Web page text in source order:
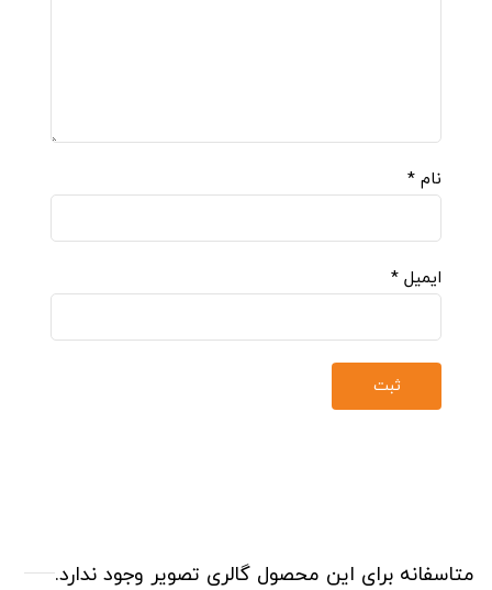
نام *
ایمیل *
متاسفانه برای این محصول گالری تصویر وجود ندارد.